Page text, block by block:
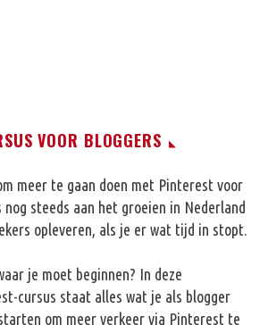
VOOR BLOGGERS
meer te gaan doen met Pinterest voor
steeds aan het groeien in Nederland
opleveren, als je er wat tijd in stopt.
je moet beginnen? In deze
cursus staat alles wat je als blogger
om meer verkeer via Pinterest te